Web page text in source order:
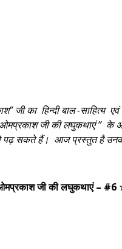
जीका हिन्दी बाल -साहित्य
ओमप्रकाश जी की लघुकथाएं ” के
पढ़ सकते हैं। आज प्रस्तुत है
ओमप्रकाश जी की लघुकथाएं –